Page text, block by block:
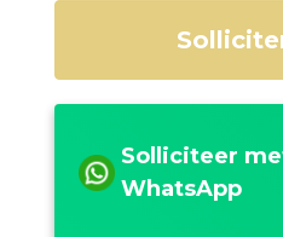
Solliciteer
WhatsApp